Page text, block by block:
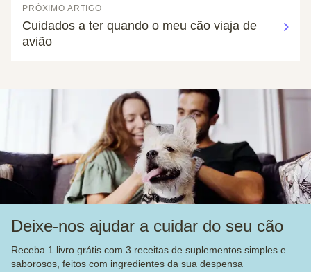
PRÓXIMO ARTIGO
Cuidados a ter quando o meu cão viaja de
avião
Deixe-nos ajudar a cuidar do seu cão
Receba 1 livro grátis com 3 receitas de suplementos simples e
saborosos, feitos com ingredientes da sua despensa